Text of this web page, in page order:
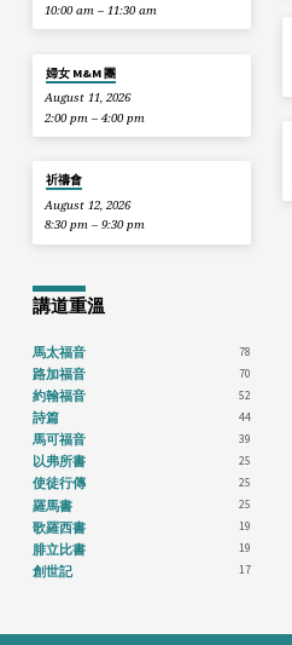
10:00 am – 11:30 am
婦女 M&M 團
August 11, 2026
2:00 pm – 4:00 pm
祈禱會
August 12, 2026
8:30 pm – 9:30 pm
講道重溫
馬太福音 78
路加福音 70
約翰福音 52
詩篇 44
馬可福音 39
以弗所書 25
使徒行傳 25
羅馬書 25
歌羅西書 19
腓立比書 19
創世記 17